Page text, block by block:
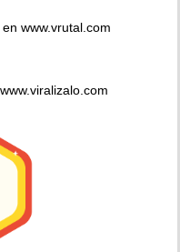
www.vrutal.com